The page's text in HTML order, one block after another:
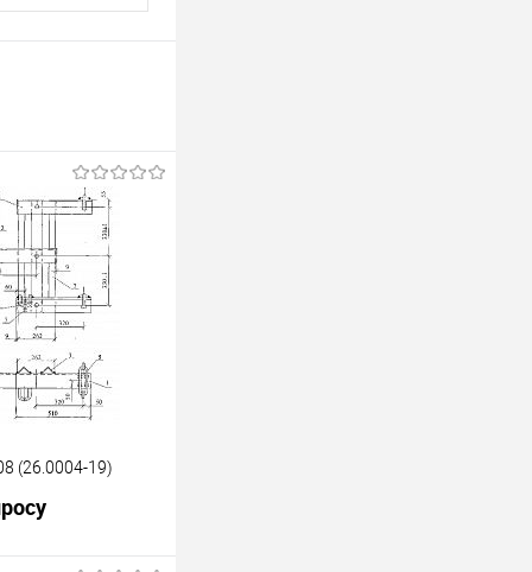
(26.0004-19)